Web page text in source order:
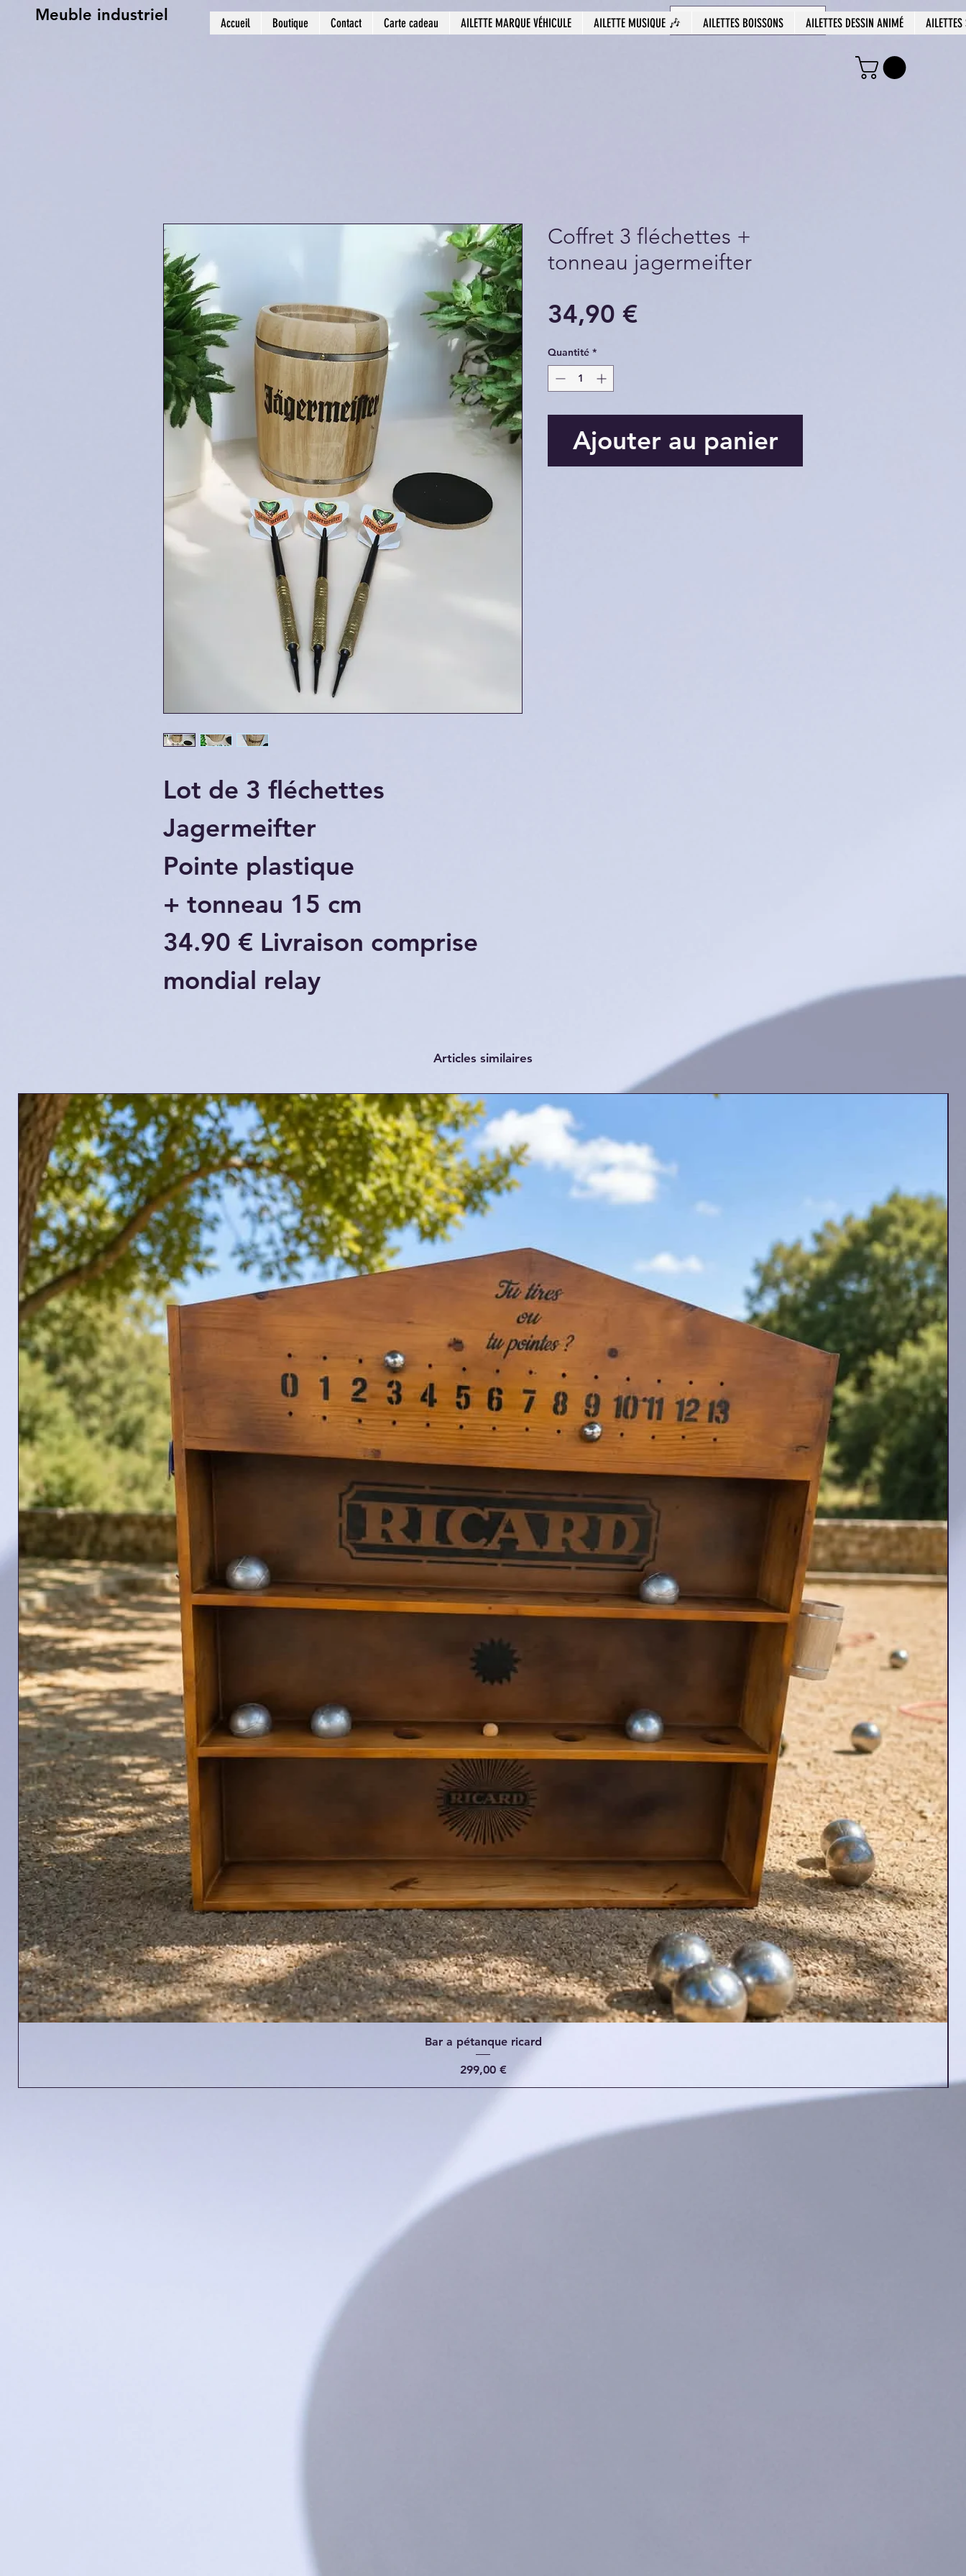
Meuble industriel Accueil Boutique Contact Carte cadeau AILETTE MARQUE VÉHICULE AILETTE MUSIQUE 🎶 AILETTES BOISSONS AILETTES DESSIN ANIMÉ AILETTES
Lot de 3 fléchettes
Jagermeifter
Pointe plastique
+ tonneau 15 cm
34.90 € Livraison comprise
mondial relay
Coffret 3 fléchettes +
tonneau jagermeifter
34,90 €Prix
Quantité *
Ajouter au panier
Articles similaires
Bar a pétanque ricard
Prix
299,00 €